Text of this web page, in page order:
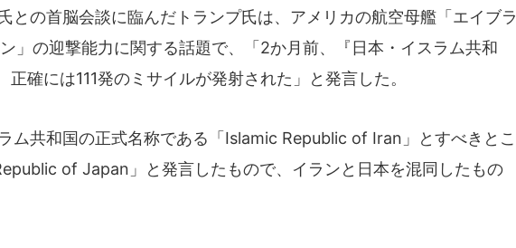
との首脳会談に臨んだトランプ氏は、アメリカの航空母艦「エイブラ
」の迎撃能力に関する話題で、「2か月前、『日本・イスラム共和
正確には111発のミサイルが発射された」と発言した。
ム共和国の正式名称である「Islamic Republic of Iran」とすべきとこ
of Japan」と発言したもので、イランと日本を混同したもの